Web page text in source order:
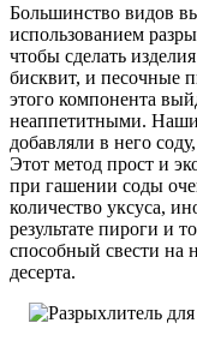
Большинство видов
использованием
чтобы сделать
бисквит, и песочные
этого компонента
неаппетитными. Наши
добавляли в него
Этот метод прост и
при гашении соды
количество уксуса,
результате пироги и
способный свести на
десерта.